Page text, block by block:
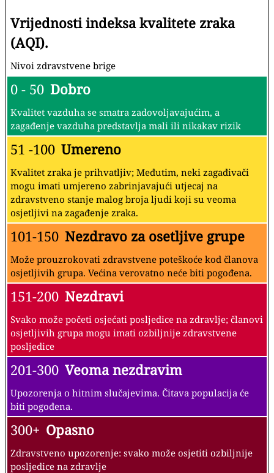
Vrijednosti indeksa kvalitete zraka
(AQI).
Nivoi zdravstvene brige
0 - 50 Dobro
Kvalitet vazduha se smatra zadovoljavajućim, a
zagađenje vazduha predstavlja mali ili nikakav rizik
51 -100 Umereno
Kvalitet zraka je prihvatljiv; Međutim, neki zagađivači
mogu imati umjereno zabrinjavajući utjecaj na
zdravstveno stanje malog broja ljudi koji su veoma
osjetljivi na zagađenje zraka.
101-150 Nezdravo za osetljive grupe
Može prouzrokovati zdravstvene poteškoće kod članova
osjetljivih grupa. Većina verovatno neće biti pogođena.
151-200 Nezdravi
Svako može početi osjećati posljedice na zdravlje; članovi
osjetljivih grupa mogu imati ozbiljnije zdravstvene
posljedice
201-300 Veoma nezdravim
Upozorenja o hitnim slučajevima. Čitava populacija će
biti pogođena.
300+ Opasno
Zdravstveno upozorenje: svako može osjetiti ozbiljnije
posljedice na zdravlje